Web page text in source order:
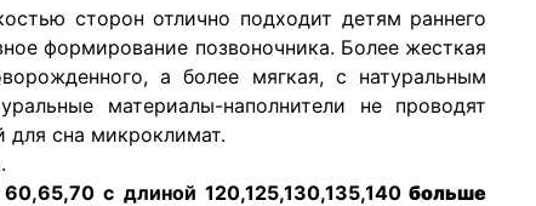
сторон отлично подходит детям раннего
формирование позвоночника. Более жесткая
а более мягкая, с натуральным
материалы-наполнители не проводят
для сна микроклимат.
с длиной 120,125,130,135,140 больше